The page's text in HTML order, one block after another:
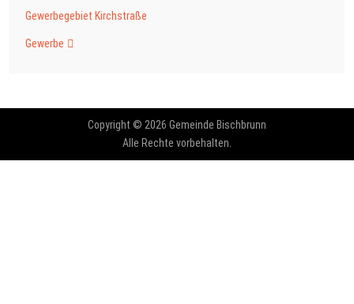
Gewerbegebiet Kirchstraße
Gewerbe
Copyright © 2026 Gemeinde Bischbrunn
Alle Rechte vorbehalten.